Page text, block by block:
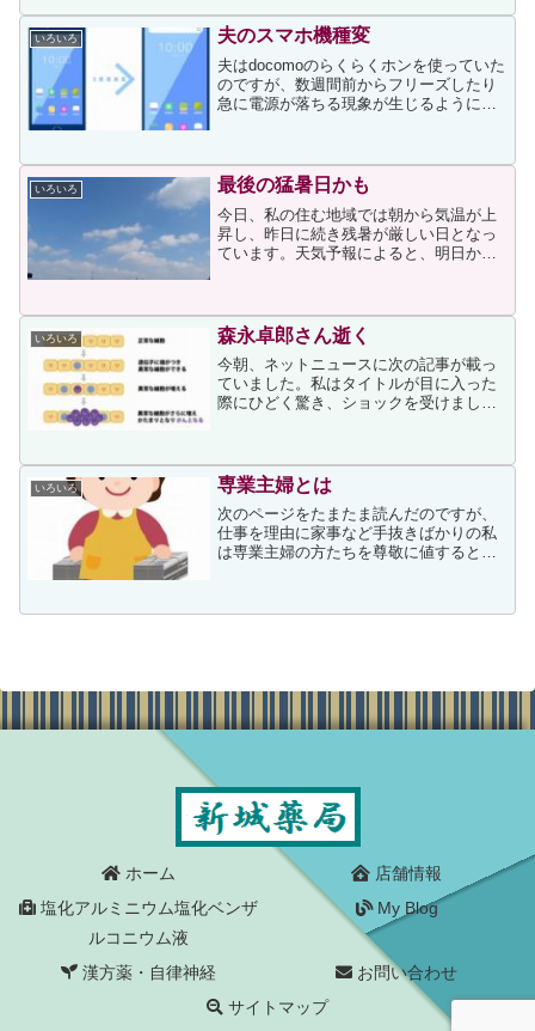
なると医者が青くなる」ということわざ
があるように、優れた薬...
いろいろ 夫のスマホ機種変
夫はdocomoのらくらくホンを使っていた
のですが、数週間前からフリーズしたり
急に電源が落ちる現象が生じるようにな
良いと言い続けていたのですが、夫はな
かなか実行しよう...
いろいろ 最後の猛暑日かも
今日、私の住む地域では朝から気温が上
昇し、昨日に続き残暑が厳しい日となっ
ています。天気予報によると、明日から
れないようなことも報じ...
いろいろ 森永卓郎さん逝く
今朝、ネットニュースに次の記事が載っ
ていました。私はタイトルが目に入った
際にひどく驚き、ショックを受けまし
も関わらず復活することができたため、
森永さんにも復活してほしい...
いろいろ 専業主婦とは
次のページをたまたま読んだのですが、
仕事を理由に家事など手抜きばかりの私
は専業主婦の方たちを尊敬に値すると言
疑問が生じてしまいました。ちなみに、
ホーム
店舗情報
塩化アルミニウム塩化ベンザ
ルコニウム液
My Blog
漢方薬・自律神経
お問い合わせ
サイトマップ